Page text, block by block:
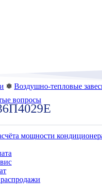
вопросы
мощности
❅ Воздушно-тепловые